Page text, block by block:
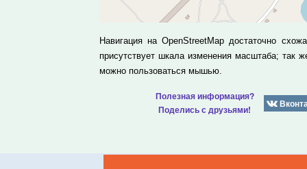
Навигация на OpenStreetMap достаточно
присутствует шкала изменения масштаба; так
можно пользоваться мышью.
Полезная информация?
Поделись с друзьями!